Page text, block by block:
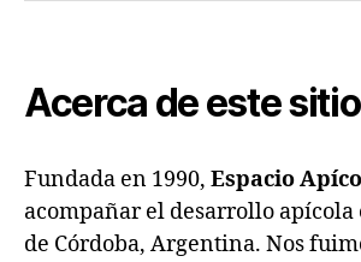
Acerca de este sitio
Fundada en 1990, Espacio
acompañar el desarrollo
de Córdoba, Argentina. Nos